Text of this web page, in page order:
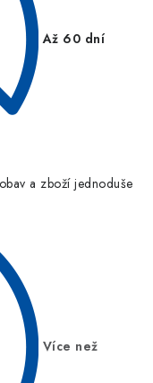
Až 60 dní
a zboží jednoduše
Více než